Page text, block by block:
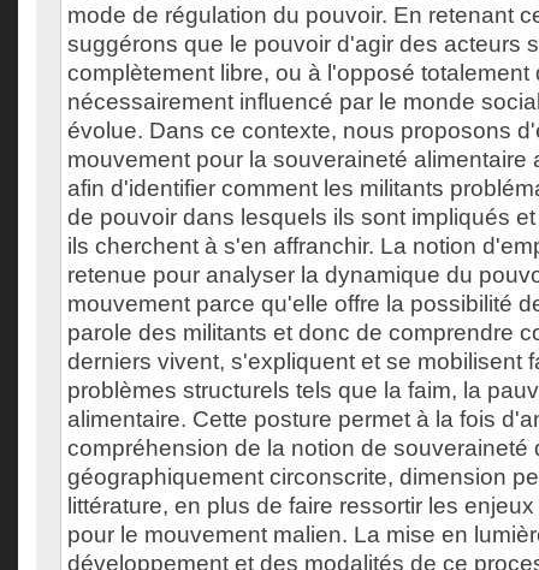
mode de régulation du pouvoir. En retenant
suggérons que le pouvoir d'agir des acteurs
complètement libre, ou à l'opposé totalement
nécessairement influencé par le monde
évolue. Dans ce contexte, nous proposons
mouvement pour la souveraineté alimentaire
afin d'identifier comment les militants
de pouvoir dans lesquels ils sont impliqués
ils cherchent à s'en affranchir. La notion
retenue pour analyser la dynamique du
mouvement parce qu'elle offre la possibilité
parole des militants et donc de comprendre
derniers vivent, s'expliquent et se mobilisent
problèmes structurels tels que la faim, la
alimentaire. Cette posture permet à la fois
compréhension de la notion de souveraineté
géographiquement circonscrite, dimension
littérature, en plus de faire ressortir les
pour le mouvement malien. La mise en
développement et des modalités de ce